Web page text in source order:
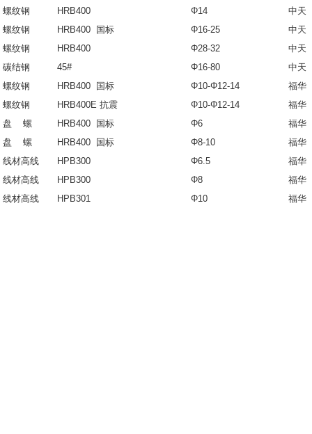
螺纹钢 HRB400 Φ14
中天
螺纹钢
HRB400 国标 Φ16-25
中天
螺纹钢
HRB400 Φ28-32
中天
碳结钢
45# Φ16-80
中天
螺纹钢
HRB400 国标 Φ10-Φ12-14
福华
螺纹钢
HRB400E 抗震 Φ10-Φ12-14
福华
盘 螺
HRB400 国标 Φ6
福华
盘 螺
HRB400 国标 Φ8-10
福华
线材高线
HPB300 Φ6.5
福华
线材高线
HPB300 Φ8
福华
线材高线
HPB301 Φ10 福华